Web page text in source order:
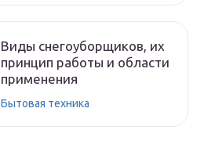
Виды снегоуборщиков, их
принцип работы и области
применения
Бытовая техника